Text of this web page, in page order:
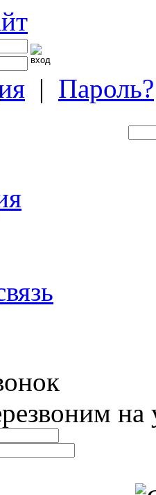
| Пароль?
на